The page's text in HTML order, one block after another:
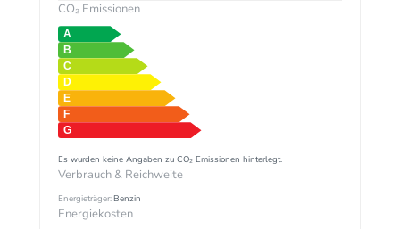
CO₂ Emissionen
Es wurden keine Angaben zu CO₂ Emissionen hinterlegt.
Verbrauch & Reichweite
Energieträger:Benzin
Energiekosten